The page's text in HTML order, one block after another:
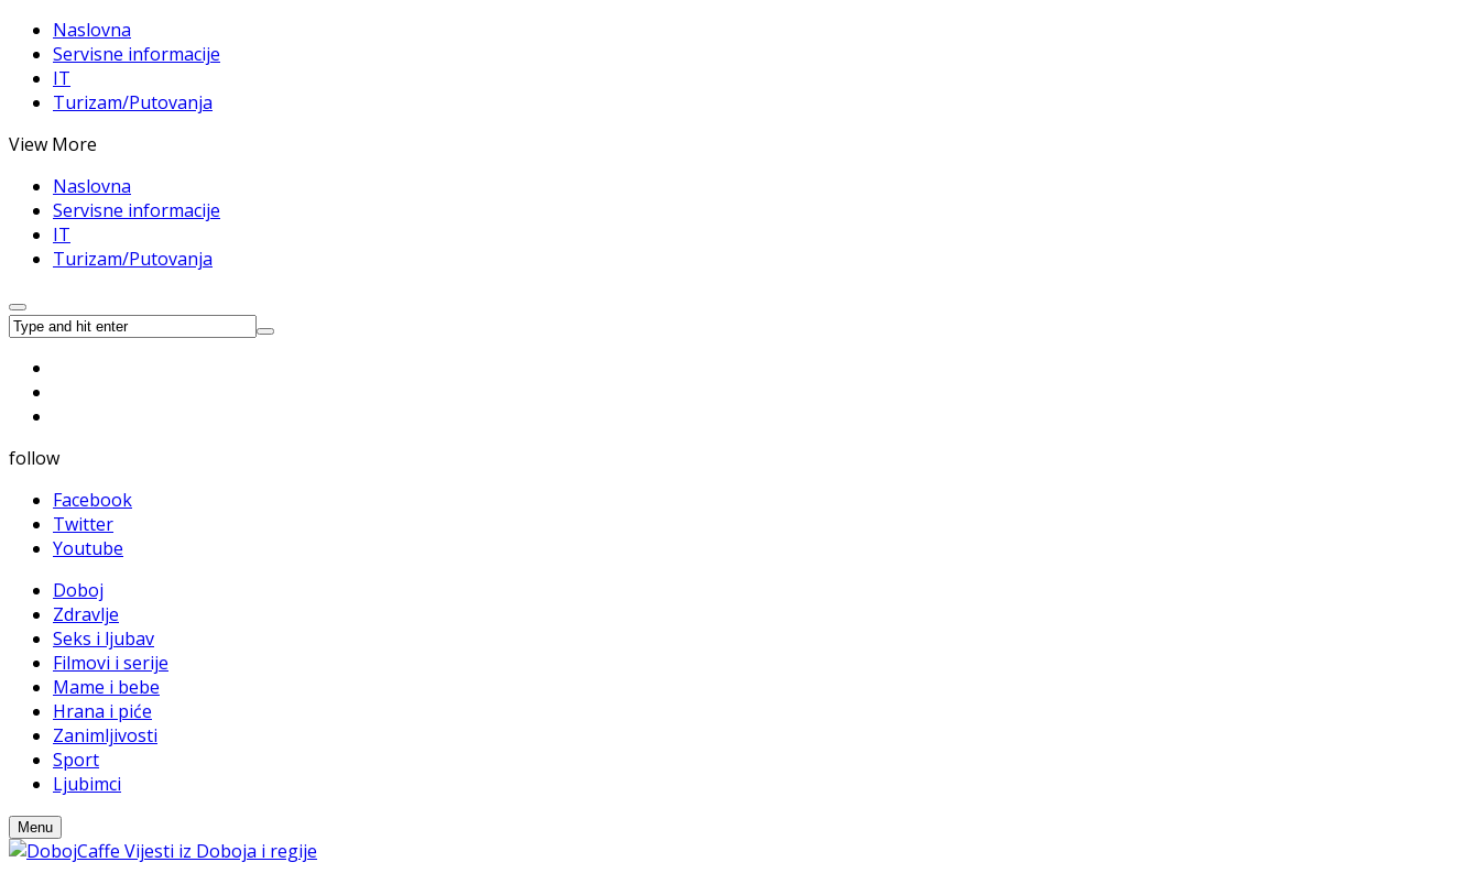
Naslovna
Servisne informacije
IT
Turizam/Putovanja
View More
Naslovna
Servisne informacije
IT
Turizam/Putovanja
follow
Facebook
Twitter
Youtube
Doboj
Zdravlje
Seks i ljubav
Filmovi i serije
Mame i bebe
Hrana i piće
Zanimljivosti
Sport
Ljubimci
Menu